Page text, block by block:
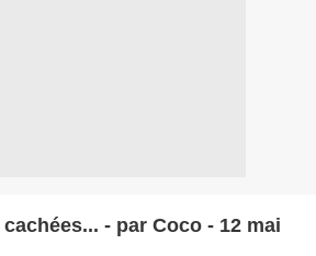
- par Coco - 12 mai